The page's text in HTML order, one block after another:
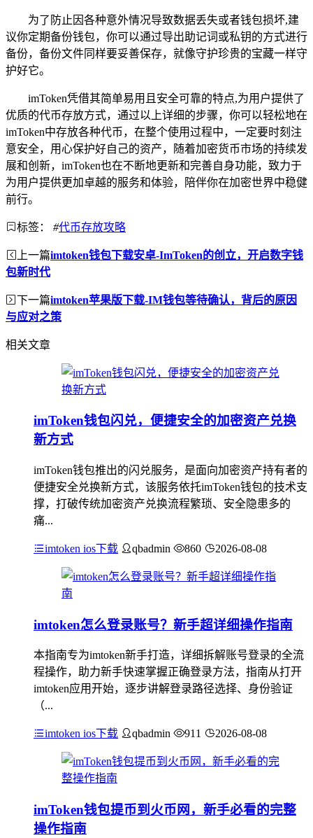
为了防止因各种意外情况导致数据丢失或者钱包损坏,建
议你定期备份钱包，你可以通过导出助记词或私钥的方式进行
备份，备份文件同样要妥善保存，就像守护珍贵的宝藏一样守
护好它。
imToken凭借其简单易用且安全可靠的特点,为用户提供了
优质的代币存放方式，通过以上详细的步骤，你可以轻松地在
imToken中存放各种代币，在整个使用过程中，一定要时刻注
意安全，用心保护好自己的资产，随着加密货币市场的持续发
展和创新，imToken也在不断地更新和完善自身功能，致力于
为用户提供更加卓越的服务和体验，陪伴你在加密世界中稳健
前行。
标签： #代币存放攻略
上一篇imtoken钱包下载安卓-ImToken的创立，开启数字钱
包新时代
下一篇imtoken苹果版下载-IM钱包等待确认，背后的原因
与应对之策
相关文章
imToken钱包闪兑，便捷安全的加密资产兑换
新方式
imToken钱包推出的闪兑服务，是面向加密资产持有者的
便捷安全兑换新方式，该服务依托imToken钱包的技术支
撑，打破传统加密资产兑换流程繁琐、安全隐患多的
痛...
imtoken ios下载 qbadmin 860 2026-08-08
imtoken怎么登录账号？新手超详细操作指南
本指南专为imtoken新手打造，详细拆解账号登录的全流
程操作，助力新手快速掌握正确登录方法，指南从打开
imtoken应用开始，逐步讲解登录路径选择、身份验证
（...
imtoken ios下载 qbadmin 911 2026-08-08
imToken钱包提币到火币网，新手必看的完整
操作指南